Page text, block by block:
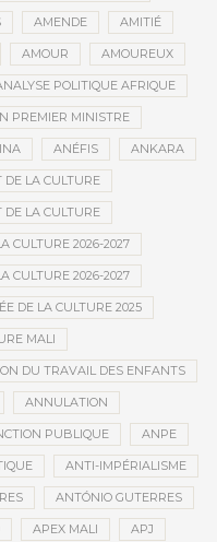
AMENDE AMITIÉ
AMOUR AMOUREUX
POLITIQUE AFRIQUE
PREMIER MINISTRE
ANÉFIS ANKARA
DE LA CULTURE
DE LA CULTURE
CULTURE 2026-2027
CULTURE 2026-2027
DE LA CULTURE 2025
MALI
DU TRAVAIL DES ENFANTS
ANNULATION
PUBLIQUE ANPE
ANTI-IMPÉRIALISME
ANTÓNIO GUTERRES
APEX MALI APJ